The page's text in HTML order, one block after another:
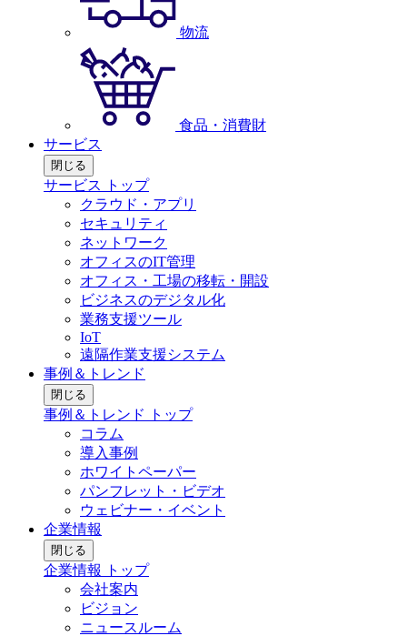
物流
食品・消費財
サービス
閉じる
サービス トップ
クラウド・アプリ
セキュリティ
ネットワーク
オフィスのIT管理
オフィス・工場の移転・開設
ビジネスのデジタル化
業務支援ツール
IoT
遠隔作業支援システム
事例＆トレンド
閉じる
事例＆トレンド トップ
コラム
導入事例
ホワイトペーパー
パンフレット・ビデオ
ウェビナー・イベント
企業情報
閉じる
企業情報 トップ
会社案内
ビジョン
ニュースルーム